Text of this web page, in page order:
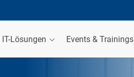
IT-Lösungen Events & Trainings